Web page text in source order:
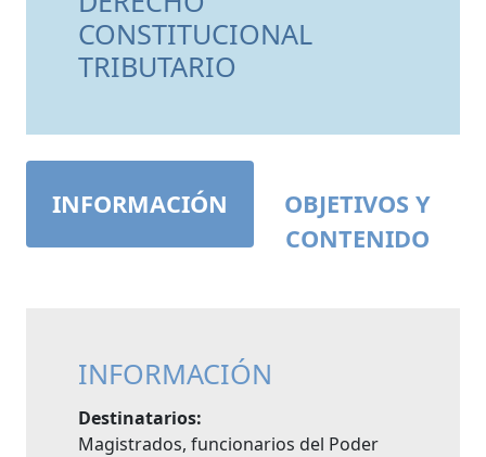
CONSTITUCIONAL
TRIBUTARIO
INFORMACIÓN
OBJETIVOS Y
CONTENIDO
INFORMACIÓN
Destinatarios:
Magistrados, funcionarios del Poder